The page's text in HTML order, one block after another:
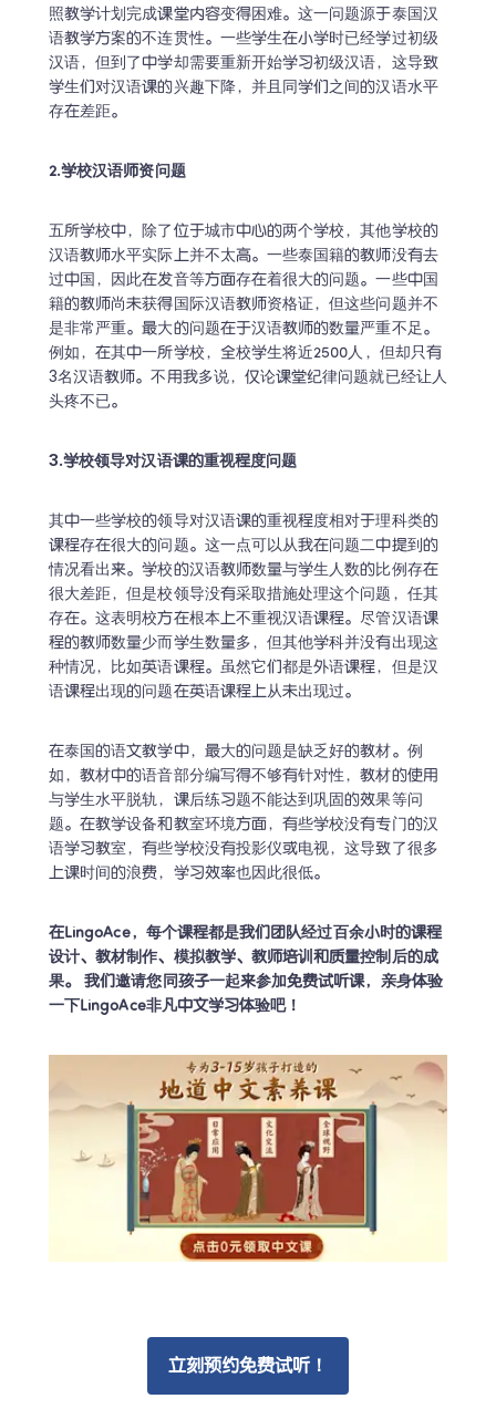
照教学计划完成课堂内容变得困难。这一问题源于泰国汉
语教学方案的不连贯性。一些学生在小学时已经学过初级
汉语，但到了中学却需要重新开始学习初级汉语，这导致
学生们对汉语课的兴趣下降，并且同学们之间的汉语水平
存在差距。
2.学校汉语师资问题
五所学校中，除了位于城市中心的两个学校，其他学校的
汉语教师水平实际上并不太高。一些泰国籍的教师没有去
过中国，因此在发音等方面存在着很大的问题。一些中国
籍的教师尚未获得国际汉语教师资格证，但这些问题并不
是非常严重。最大的问题在于汉语教师的数量严重不足。
例如，在其中一所学校，全校学生将近2500人，但却只有
3名汉语教师。不用我多说，仅论课堂纪律问题就已经让人
头疼不已。
3.学校领导对汉语课的重视程度问题
其中一些学校的领导对汉语课的重视程度相对于理科类的
课程存在很大的问题。这一点可以从我在问题二中提到的
情况看出来。学校的汉语教师数量与学生人数的比例存在
很大差距，但是校领导没有采取措施处理这个问题，任其
存在。这表明校方在根本上不重视汉语课程。尽管汉语课
程的教师数量少而学生数量多，但其他学科并没有出现这
种情况，比如英语课程。虽然它们都是外语课程，但是汉
语课程出现的问题在英语课程上从未出现过。
在泰国的语文教学中，最大的问题是缺乏好的教材。例
如，教材中的语音部分编写得不够有针对性，教材的使用
与学生水平脱轨，课后练习题不能达到巩固的效果等问
题。在教学设备和教室环境方面，有些学校没有专门的汉
语学习教室，有些学校没有投影仪或电视，这导致了很多
上课时间的浪费，学习效率也因此很低。
在LingoAce，每个课程都是我们团队经过百余小时的课程
设计、教材制作、模拟教学、教师培训和质量控制后的成
果。 我们邀请您同孩子一起来参加免费试听课，亲身体验
一下LingoAce非凡中文学习体验吧！
立刻预约免费试听！
LingoAce 全科在线直播课: 中
文 • 数学 • 英语
个性化定制1对教学，帮助孩子保持学习热情，获
得实实在在的学习成果！
领取趣味课程
隐私安全保护
1对1名师教学